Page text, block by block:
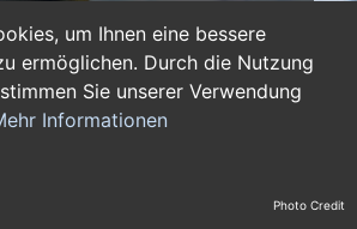
um Ihnen eine bessere
ermöglichen. Durch die Nutzung
Sie unserer Verwendung
Informationen
bist du auf
genau richtig! Hier
Stellenangebote,
und Jobs im Bereich
Pflegefachassistenten bis
in Kliniken und
Photo Credit